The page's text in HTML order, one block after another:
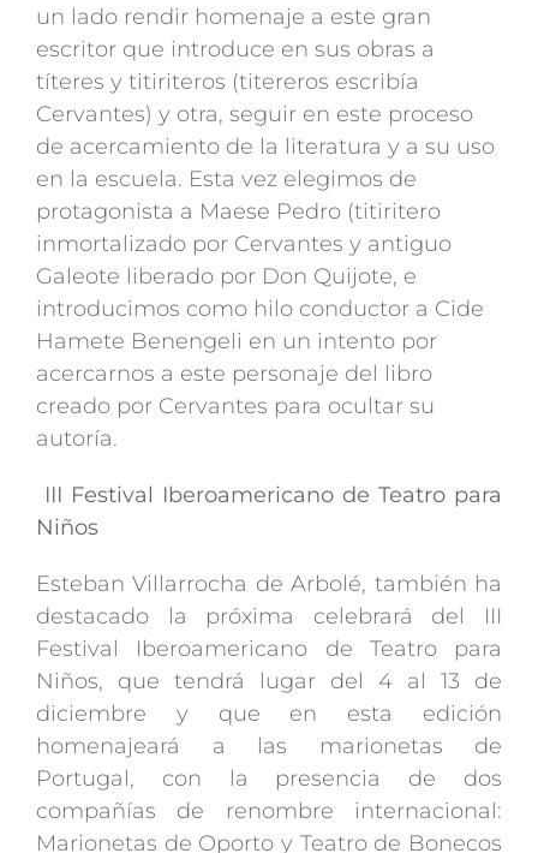
un lado rendir homenaje a este gran
escritor que introduce en sus obras a
títeres y titiriteros (titereros escribía
Cervantes) y otra, seguir en este proceso
de acercamiento de la literatura y a su uso
en la escuela. Esta vez elegimos de
protagonista a Maese Pedro (titiritero
inmortalizado por Cervantes y antiguo
Galeote liberado por Don Quijote, e
introducimos como hilo conductor a Cide
Hamete Benengeli en un intento por
acercarnos a este personaje del libro
creado por Cervantes para ocultar su
autoría.
III Festival Iberoamericano de Teatro para
Niños
Esteban Villarrocha de Arbolé, también ha
destacado la próxima celebrará del III
Festival Iberoamericano de Teatro para
Niños, que tendrá lugar del 4 al 13 de
diciembre y que en esta edición
homenajeará a las marionetas de
Portugal, con la presencia de dos
compañías de renombre internacional:
Marionetas de Oporto y Teatro de Bonecos